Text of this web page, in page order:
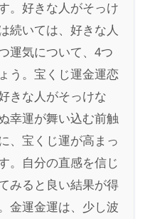
。好きな人がそっけ
続いては、好きな人
運気について、4つ
う。宝くじ運金運恋
きな人がそっけな
幸運が舞い込む前触
、宝くじ運が高まっ
。自分の直感を信じ
みると良い結果が得
金運金運は、少し波